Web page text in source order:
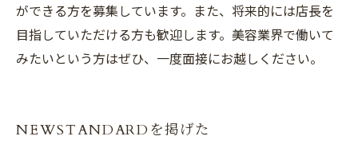
ができる方を募集しています。また、将来的には店長を
目指していただける方も歓迎します。美容業界で働いて
みたいという方はぜひ、一度面接にお越しください。
NEWSTANDARDを掲げた